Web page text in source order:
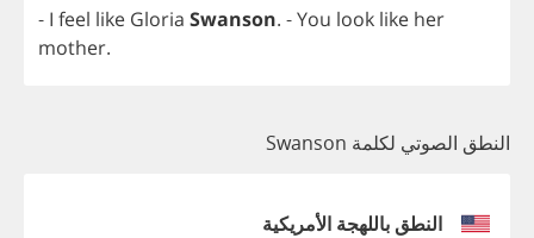
- I feel like Gloria Swanson. -You look like her
mother.
النطق الصوتي لكلمة Swanson
النطق باللهجة الأمريكية